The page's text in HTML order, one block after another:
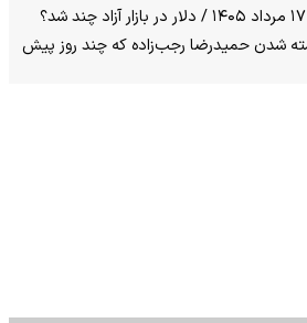
شدن حمیدرضا رجب‌زاده که چند روز پیش